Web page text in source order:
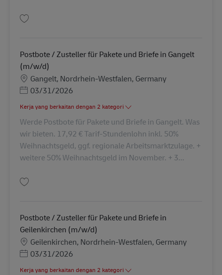
Postbote / Zusteller für Pakete und Briefe in Gangelt
(m/w/d)
LokasiGangelt, Nordrhein-Westfalen, Germany
Posted Date
03/31/2026
Kerja yang berkaitan dengan 2 kategori
Werde Postbote für Pakete und Briefe in Gangelt. Was
wir bieten. 17,92 € Tarif-Stundenlohn inkl. 50%
Weihnachtsgeld, ggf. regionale Arbeitsmarktzulage. +
weitere 50% Weihnachtsgeld im November. + 3...
Postbote / Zusteller für Pakete und Briefe in
Geilenkirchen (m/w/d)
LokasiGeilenkirchen, Nordrhein-Westfalen, Germany
Posted Date
03/31/2026
Kerja yang berkaitan dengan 2 kategori